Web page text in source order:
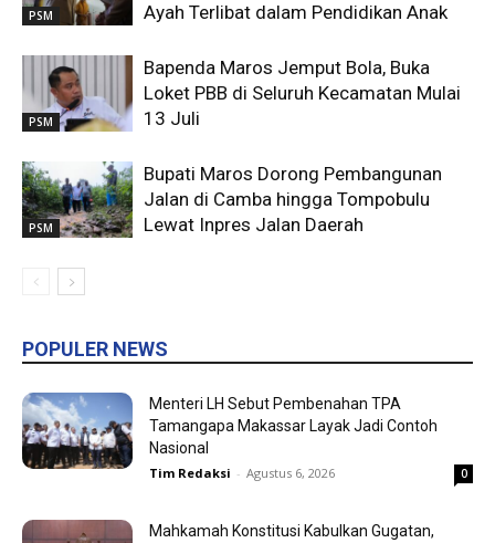
PSM
Ayah Terlibat dalam Pendidikan Anak
PSM
Bapenda Maros Jemput Bola, Buka
Loket PBB di Seluruh Kecamatan Mulai
13 Juli
PSM
Bupati Maros Dorong Pembangunan
Jalan di Camba hingga Tompobulu
Lewat Inpres Jalan Daerah
POPULER NEWS
Menteri LH Sebut Pembenahan TPA
Tamangapa Makassar Layak Jadi Contoh
Nasional
Tim Redaksi - Agustus 6, 2026 0
Mahkamah Konstitusi Kabulkan Gugatan,